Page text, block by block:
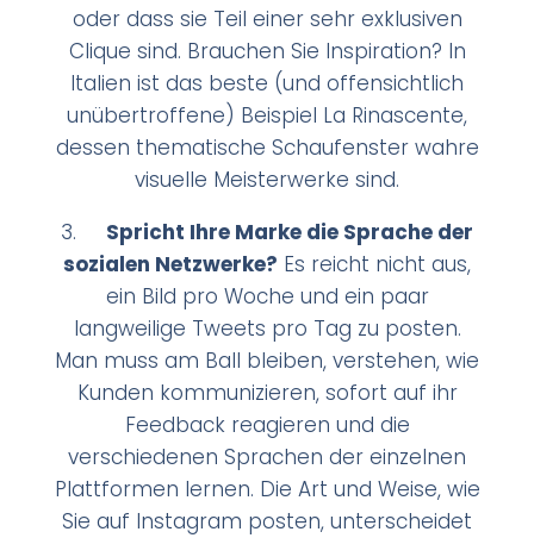
oder dass sie Teil einer sehr exklusiven
Clique sind. Brauchen Sie Inspiration? In
Italien ist das beste (und offensichtlich
unübertroffene) Beispiel La Rinascente,
dessen thematische Schaufenster wahre
visuelle Meisterwerke sind.
3. Spricht Ihre Marke die Sprache der
sozialen Netzwerke? Es reicht nicht aus,
ein Bild pro Woche und ein paar
langweilige Tweets pro Tag zu posten.
Man muss am Ball bleiben, verstehen, wie
Kunden kommunizieren, sofort auf ihr
Feedback reagieren und die
verschiedenen Sprachen der einzelnen
Plattformen lernen. Die Art und Weise, wie
Sie auf Instagram posten, unterscheidet